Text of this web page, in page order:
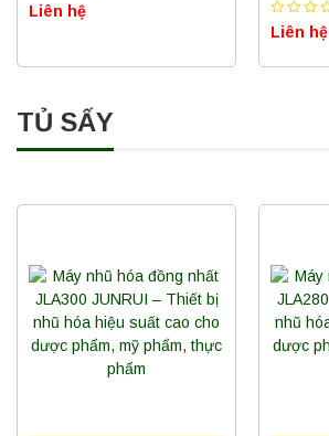
Liên hệ
Liên hệ
TỦ SẤY